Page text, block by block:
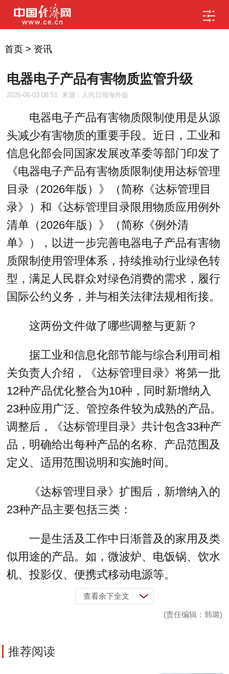
首页> 资讯
电器电子产品有害物质监管升级
2026-06-03 08:51 来源：人民日报海外版
电器电子产品有害物质限制使用是从源
头减少有害物质的重要手段。近日，工业和
信息化部会同国家发展改革委等部门印发了
《电器电子产品有害物质限制使用达标管理
目录（2026年版）》（简称《达标管理目
录》）和《达标管理目录限用物质应用例外
清单（2026年版）》（简称《例外清
单》），以进一步完善电器电子产品有害物
质限制使用管理体系，持续推动行业绿色转
型，满足人民群众对绿色消费的需求，履行
国际公约义务，并与相关法律法规相衔接。
这两份文件做了哪些调整与更新？
据工业和信息化部节能与综合利用司相
关负责人介绍，《达标管理目录》将第一批
12种产品优化整合为10种，同时新增纳入
23种应用广泛、管控条件较为成熟的产品。
调整后，《达标管理目录》共计包含33种产
品，明确给出每种产品的名称、产品范围及
定义、适用范围说明和实施时间。
《达标管理目录》扩围后，新增纳入的
23种产品主要包括三类：
一是生活及工作中日渐普及的家用及类
似用途的产品。如，微波炉、电饭锅、饮水
机、投影仪、便携式移动电源等。
查看余下全文
(责任编辑：韩璐)
推荐阅读